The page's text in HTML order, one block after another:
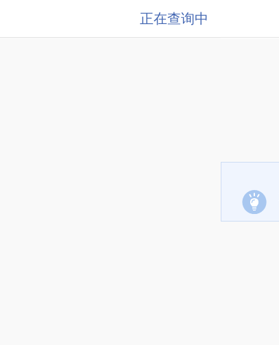
正在查询中